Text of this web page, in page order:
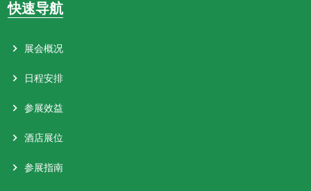
快速导航
展会概况
日程安排
参展效益
酒店展位
参展指南